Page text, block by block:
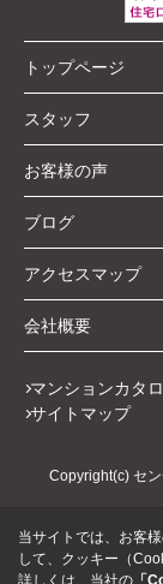
トップページ
スタッフ
お客様の声
ブログ
アクセスマップ
会社概要
マンションカタ
サイトマップ
Copyright(c) セ
当サイトでは、お客
して、クッキー（
詳しくは、当社の 「